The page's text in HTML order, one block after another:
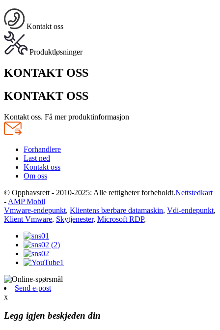
Kontakt oss
Produktløsninger
KONTAKT OSS
KONTAKT OSS
Kontakt oss. Få mer produktinformasjon
Forhandlere
Last ned
Kontakt oss
Om oss
© Opphavsrett - 2010-2025: Alle rettigheter forbeholdt.Nettstedkart
- AMP Mobil
Vmware-endepunkt, Klientens bærbare datamaskin, Vdi-endepunkt,
Klient Vmware, Skytjenester, Microsoft RDP,
Send e-post
x
Legg igjen beskjeden din